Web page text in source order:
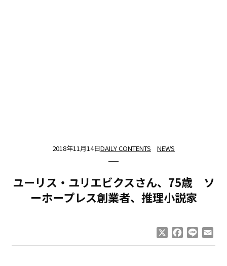
2018年11月14日DAILY CONTENTS NEWS
ユーリス・ユリエビクスさん、75歳 ソ
ーホープレス創業者、推理小説家
Facebook
Line